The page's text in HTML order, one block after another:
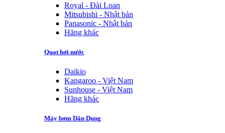
Royal - Đài Loan
Mitsubishi - Nhật bản
Panasonic - Nhật bản
Hãng khác
Quạt hơi nước
Daikio
Kangaroo - Việt Nam
Sunhouse - Việt Nam
Hãng khác
Máy bơm Dân Dụng